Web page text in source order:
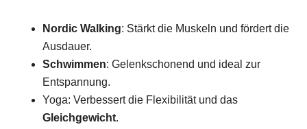
Nordic Walking: Stärkt die Muskeln und fördert die
Ausdauer.
Schwimmen: Gelenkschonend und ideal zur
Entspannung.
Yoga: Verbessert die Flexibilität und das
Gleichgewicht.